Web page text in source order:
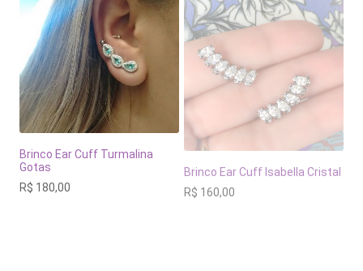
Brinco Ear Cuff Turmalina
Gotas
R$ 180,00
Brinco Ear Cuff Isabella Cristal
R$160,00